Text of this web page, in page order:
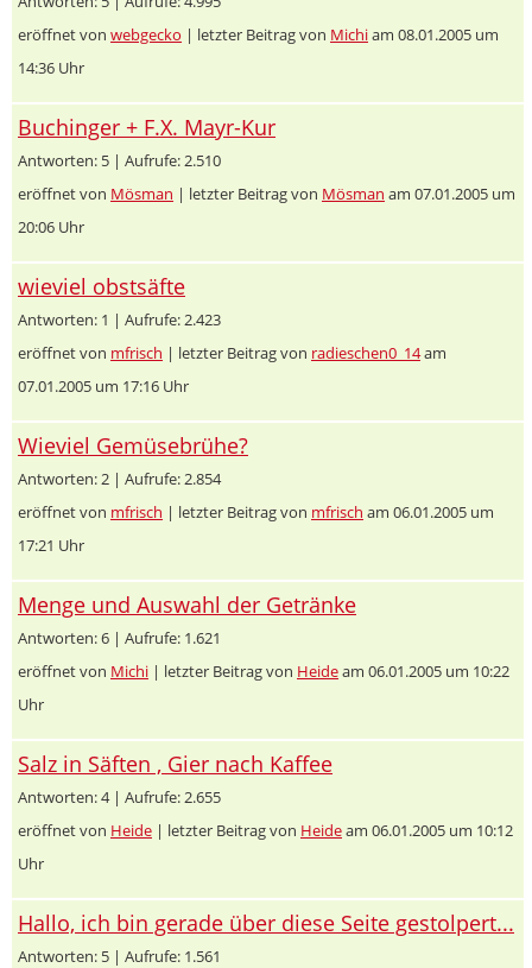
eröffnet von webgecko | letzter Beitrag von Michiam 08.01.2005 um
14:36 Uhr
Buchinger + F.X. Mayr-Kur
Antworten: 5 | Aufrufe: 2.510
eröffnet von Mösman | letzter Beitrag von Mösman am 07.01.2005 um
20:06 Uhr
wieviel obstsäfte
Antworten: 1 | Aufrufe: 2.423
eröffnet von mfrisch | letzter Beitrag von radieschen0_14am
07.01.2005 um 17:16 Uhr
Wieviel Gemüsebrühe?
Antworten: 2 | Aufrufe: 2.854
eröffnet von mfrisch | letzter Beitrag von mfrisch am 06.01.2005 um
17:21 Uhr
Menge und Auswahl der Getränke
Antworten: 6 | Aufrufe: 1.621
eröffnet von Michi | letzter Beitrag von Heideam 06.01.2005 um 10:22
Uhr
Salz in Säften , Gier nach Kaffee
Antworten: 4 | Aufrufe: 2.655
eröffnet von Heide | letzter Beitrag von Heideam 06.01.2005 um 10:12
Uhr
Hallo, ich bin gerade über diese Seite gestolpert...
Antworten: 5 | Aufrufe: 1.561